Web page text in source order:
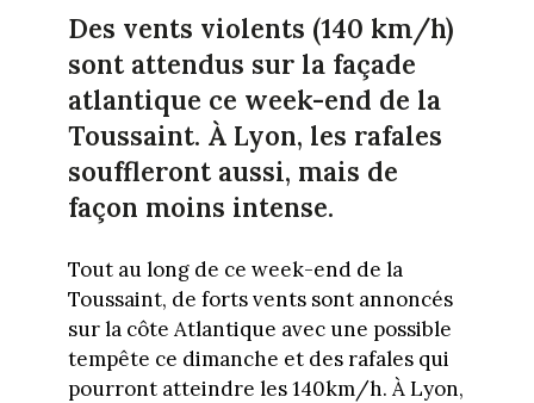
Des vents violents (140 km/h)
sont attendus sur la façade
atlantique ce week-end de la
Toussaint. À Lyon, les rafales
souffleront aussi, mais de
façon moins intense.
Tout au long de ce week-end de la
Toussaint, de forts vents sont annoncés
sur la côte Atlantique avec une possible
tempête ce dimanche et des rafales qui
pourront atteindre les 140km/h. À Lyon,